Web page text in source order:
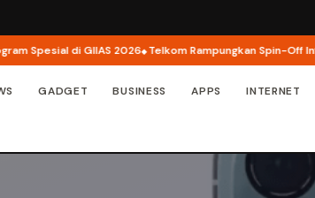
di GIIAS 2026 Telkom Rampungkan Spin-Off
GADGET BUSINESS APPS INTERNET